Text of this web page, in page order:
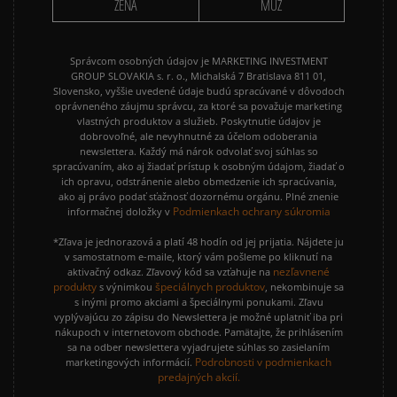
ŽENA MUŽ
Správcom osobných údajov je MARKETING INVESTMENT
GROUP SLOVAKIA s. r. o., Michalská 7 Bratislava 811 01,
Slovensko, vyššie uvedené údaje budú spracúvané v dôvodoch
oprávneného záujmu správcu, za ktoré sa považuje marketing
vlastných produktov a služieb. Poskytnutie údajov je
dobrovoľné, ale nevyhnutné za účelom odoberania
newslettera. Každý má nárok odvolať svoj súhlas so
spracúvaním, ako aj žiadať prístup k osobným údajom, žiadať o
ich opravu, odstránenie alebo obmedzenie ich spracúvania,
ako aj právo podať sťažnosť dozornému orgánu. Plné znenie
informačnej doložky v Podmienkach ochrany súkromia
*Zľava je jednorazová a platí 48 hodín od jej prijatia. Nájdete ju
v samostatnom e-maile, ktorý vám pošleme po kliknutí na
aktivačný odkaz. Zľavový kód sa vzťahuje na nezľavnené
produkty s výnimkou špeciálnych produktov, nekombinuje sa
s inými promo akciami a špeciálnymi ponukami. Zľavu
vyplývajúcu zo zápisu do Newslettera je možné uplatniť iba pri
nákupoch v internetovom obchode. Pamätajte, že prihlásením
sa na odber newslettera vyjadrujete súhlas so zasielaním
marketingových informácií. Podrobnosti v podmienkach
predajných akcií.